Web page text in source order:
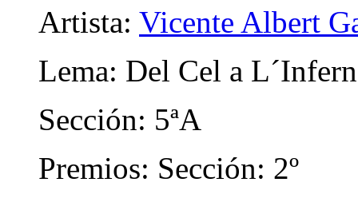
Artista: Vicente Albert
Lema: Del Cel a L´Infern
Sección: 5ªA
Premios: Sección: 2º